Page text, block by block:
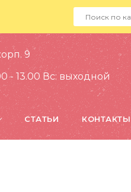
9
- 13.00 Вс: выходной
СТАТЬИ КОНТАКТЫ